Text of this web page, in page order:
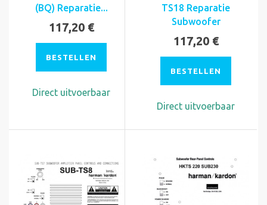
(BQ) Reparatie...
117,20 €
BESTELLEN
Direct uitvoerbaar
TS18 Reparatie
Subwoofer
117,20 €
BESTELLEN
Direct uitvoerbaar